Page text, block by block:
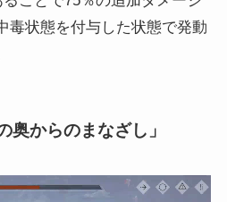
毒状態を付与した状態で発動
奥からのまなざし」